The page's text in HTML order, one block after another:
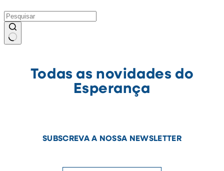
Todas as novidades do
Esperança
SUBSCREVA A NOSSA NEWSLETTER